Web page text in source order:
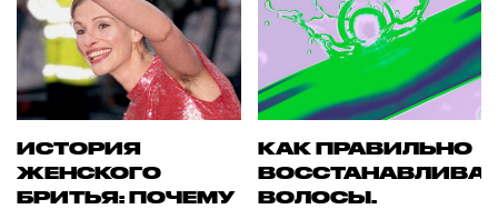
ИСТОРИЯ
ЖЕНСКОГО
БРИТЬЯ: ПОЧЕМУ
КАК ПРАВИЛЬНО
ВОЛОСЫ.